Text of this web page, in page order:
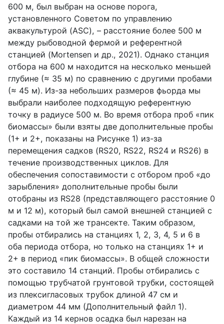
600 м, был выбран на основе порога,
установленного Советом по управлению
аквакультурой (ASC), – расстояние более 500 м
между рыбоводной фермой и референтной
станцией (Mortensen и др., 2021). Однако станция
отбора на 600 м находится на несколько меньшей
глубине (≈ 35 м) по сравнению с другими пробами
(≈ 45 м). Из-за небольших размеров фьорда мы
выбрали наиболее подходящую референтную
точку в радиусе 500 м. Во время отбора проб «пик
биомассы» были взяты две дополнительные пробы
(1+ и 2+, показаны на Рисунке 1) из-за
перемещения садков (RS20, RS22, RS24 и RS26) в
течение производственных циклов. Для
обеспечения сопоставимости с отбором проб «до
зарыбления» дополнительные пробы были
отобраны из RS28 (представляющего расстояние 0
м и 12 м), который был самой внешней станцией с
садками на той же трансекте. Таким образом,
пробы отбирались на станциях 1, 2, 3, 4, 5 и 6 в
оба периода отбора, но только на станциях 1+ и
2+ в период «пик биомассы». В общей сложности
это составило 14 станций. Пробы отбирались с
помощью трубчатой грунтовой трубки, состоящей
из плексигласовых трубок длиной 47 см и
диаметром 44 мм (Дополнительный файл 1).
Каждый из 14 кернов осадка был нарезан на